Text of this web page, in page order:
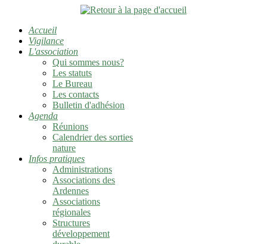
Accueil
Vigilance
L'association
Qui sommes nous?
Les statuts
Le Bureau
Les contacts
Bulletin d'adhésion
Agenda
Réunions
Calendrier des sorties
nature
Infos pratiques
Administrations
Associations des
Ardennes
Associations
régionales
Structures
développement